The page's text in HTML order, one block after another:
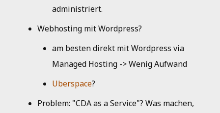
administriert.
Webhosting mit Wordpress?
am besten direkt mit Wordpress via
Managed Hosting -> Wenig Aufwand
Uberspace?
Problem: "CDA as a Service"? Was machen,